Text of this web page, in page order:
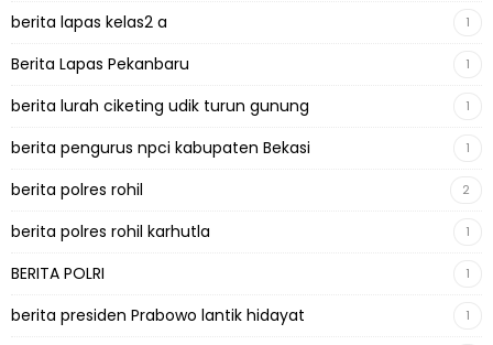
berita lapas kelas2 a 1
Berita Lapas Pekanbaru 1
berita lurah ciketing udik turun gunung 1
berita pengurus npci kabupaten Bekasi 1
berita polres rohil 2
berita polres rohil karhutla 1
BERITA POLRI 1
berita presiden Prabowo lantik hidayat 1